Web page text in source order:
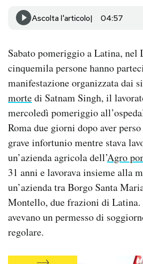
CALENDARIO
AREA PERSONALE
Area Personale
Notifiche mobile
Regala il Post
Hai bisogno di aiuto?
Esci
Ascolta l'articolo 04:57
Sabato pomeriggio a Latina, nel
cinquemila persone hanno
manifestazione organizzata dai
mortedi Satnam Singh, il
mercoledì pomeriggio
Roma due giorni dopo aver
grave infortunio mentre stava
un’azienda agricola dell’Agro
31 anni e lavorava insieme alla
un’azienda tra Borgo Santa
Montello, due frazioni di Latina.
avevano un permesso di
regolare.